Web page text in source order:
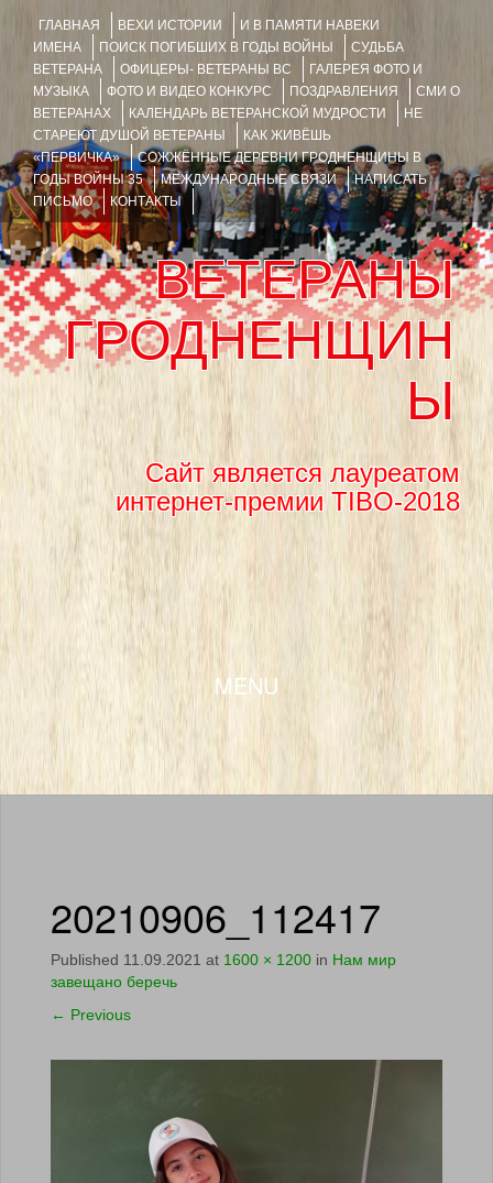
ГЛАВНАЯ ВЕХИ ИСТОРИИ
И В ПАМЯТИ НАВЕКИ
ИМЕНА
ПОИСК ПОГИБШИХ В ГОДЫ ВОЙНЫ
СУДЬБА
ВЕТЕРАНА
ОФИЦЕРЫ- ВЕТЕРАНЫ ВС
ГАЛЕРЕЯ ФОТО И
МУЗЫКА
ФОТО И ВИДЕО КОНКУРС ПОЗДРАВЛЕНИЯ
СМИ О
ВЕТЕРАНАХ
КАЛЕНДАРЬ ВЕТЕРАНСКОЙ МУДРОСТИ
НЕ
СТАРЕЮТ ДУШОЙ ВЕТЕРАНЫ
КАК ЖИВЁШЬ
«ПЕРВИЧКА»
СОЖЖЁННЫЕ ДЕРЕВНИ ГРОДНЕНЩИНЫ В
ГОДЫ ВОЙНЫ 35
МЕЖДУНАРОДНЫЕ СВЯЗИ
НАПИСАТЬ
ПИСЬМО
КОНТАКТЫ
ВЕТЕРАНЫ
ГРОДНЕНЩИН
Ы
Сайт является лауреатом
интернет-премии TIBO-2018
MENU
20210906_112417
Published 11.09.2021 at 1600 × 1200 in Нам мир
завещано беречь
← Previous